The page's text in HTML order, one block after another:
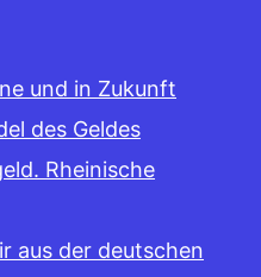
und in Zukunft
des Geldes
Rheinische
aus der deutschen